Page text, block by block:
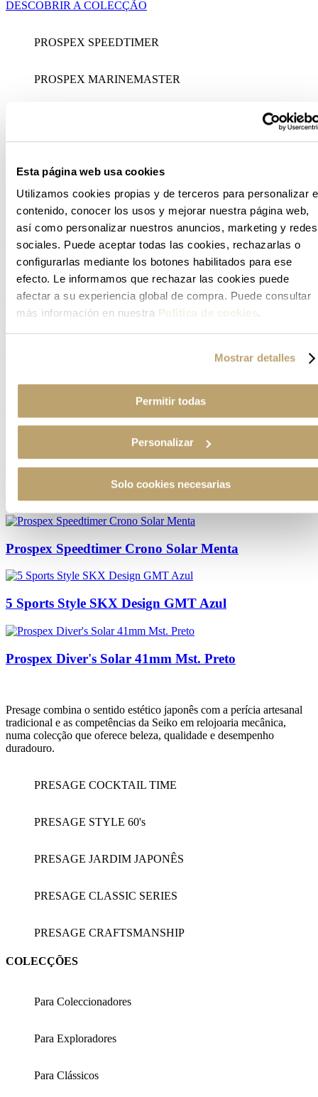
Esta página web usa cookies
Utilizamos cookies propias y de terceros para personalizar
contenido, conocer los usos y mejorar nuestra página web,
así como personalizar nuestros anuncios, marketing y redes
sociales. Puede aceptar todas las cookies, rechazarlas o
configurarlas mediante los botones habilitados para ese
efecto. Le informamos que rechazar las cookies puede
afectar a su experiencia global de compra. Puede consultar
más información en nuestra Política de cookies .
Mostrar detalles
Permitir todas
Personalizar
Solo cookies necesarias
DESCOBRIR A COLECÇÃO
PROSPEX SPEEDTIMER
PROSPEX MARINEMASTER
PROSPEX ALPINIST
OS MAIS PROCURADOS
5 Sports Style SKX Design GMT Preto
Prospex Speedtimer Solar Bisel Verde
5 Sports Field Sports Style 36mm caqui
Prospex Speedtimer V192 41,4mm Prateado
Prospex Speedtimer Crono Solar Menta
5 Sports Style SKX Design GMT Azul
Prospex Diver's Solar 41mm Mst. Preto
Presage combina o sentido estético japonês com a perícia artesanal
tradicional e as competências da Seiko em relojoaria mecânica,
numa colecção que oferece beleza, qualidade e desempenho
duradouro.​
PRESAGE COCKTAIL TIME
PRESAGE STYLE 60's
PRESAGE JARDIM JAPONÊS
PRESAGE CLASSIC SERIES
PRESAGE CRAFTSMANSHIP
COLECÇÕES
Para Coleccionadores
Para Exploradores
Para Clássicos